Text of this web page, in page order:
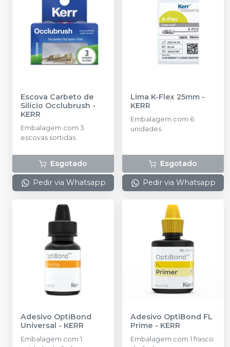
Escova Carbeto de
Silício Occlubrush -
KERR
Embalagem com 3
escovas sortidas.
Esgotado
Pedir via Whatsapp
Lima K-Flex 25mm -
KERR
Embalagem com 6
unidades.
Esgotado
Pedir via Whatsapp
Adesivo OptiBond
Universal - KERR
Embalagem com 1
Adesivo OptiBond FL
Prime - KERR
Embalagem com 1 frasco